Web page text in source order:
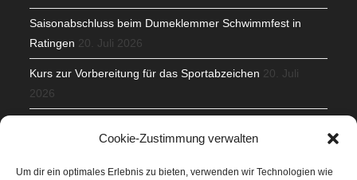
Cookie-Zustimmung verwalten
Um dir ein optimales Erlebnis zu bieten, verwenden wir Technologien wie
Saisonabschluss beim Dumeklemmer Schwimmfest in
Ratingen 20. Juli 2026
Kurs zur Vorbereitung für das Sportabzeichen 20. Juli
2026